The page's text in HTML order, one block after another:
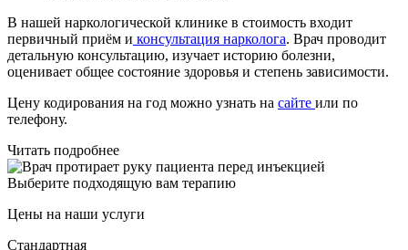
В нашей наркологической клинике в стоимость входит
первичный приём и консультация нарколога. Врач проводит
детальную консультацию, изучает историю болезни,
оценивает общее состояние здоровья и степень зависимости.
Цену кодирования на год можно узнать на сайте или по
телефону.
Читать подробнее
Выберите подходящую вам терапию
Цены на наши услуги
Стандартная